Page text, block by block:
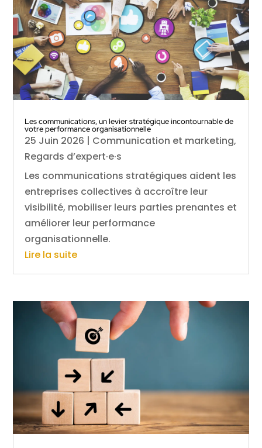
Les communications, un levier stratégique incontournable de
votre performance organisationnelle
25 Juin 2026 | Communication et marketing,
Regards d’expert·e·s
Les communications stratégiques aident les
entreprises collectives à accroître leur
visibilité, mobiliser leurs parties prenantes et
améliorer leur performance
organisationnelle.
Lire la suite